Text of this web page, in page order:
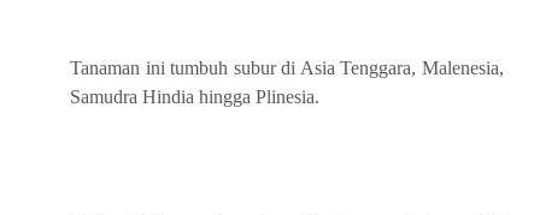
Tanaman ini tumbuh subur di Asia Tenggara, Malenesia,
Samudra Hindia hingga Plinesia.